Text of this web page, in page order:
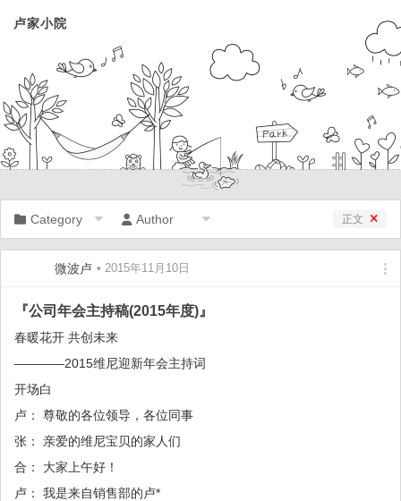
卢家小院
Category Author 正文
微波卢 • 2015年11月10日
『公司年会主持稿(2015年度)』
春暖花开 共创未来
————2015维尼迎新年会主持词
开场白
卢： 尊敬的各位领导，各位同事
张： 亲爱的维尼宝贝的家人们
合： 大家上午好！
卢： 我是来自销售部的卢*